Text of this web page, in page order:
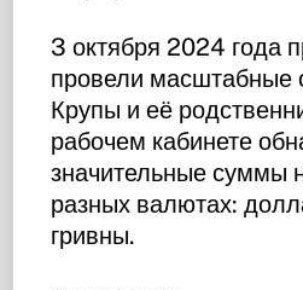
3 октября 2024 года
провели масштабные
Крупы и её
рабочем кабинете
значительные суммы
разных валютах:
гривны.